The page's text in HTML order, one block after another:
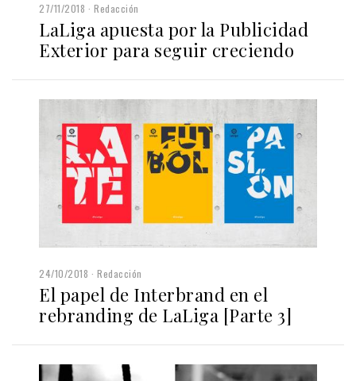
27/11/2018 Redacción
LaLiga apuesta por la Publicidad
Exterior para seguir creciendo
24/10/2018 Redacción
El papel de Interbrand en el
rebranding de LaLiga [Parte 3]